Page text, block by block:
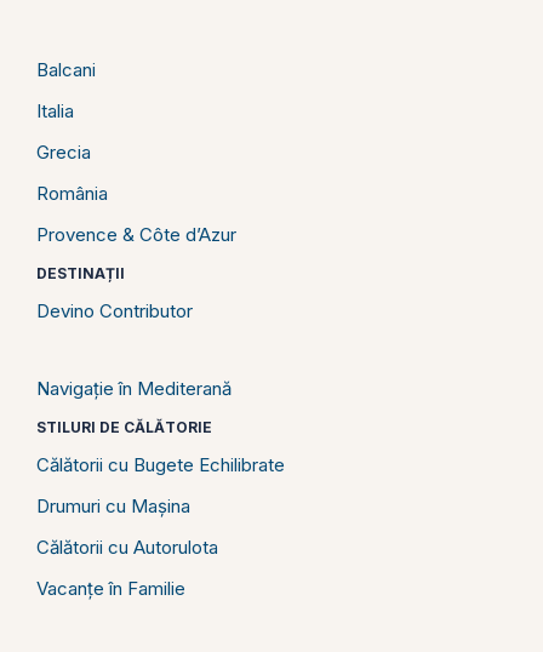
Balcani
Italia
Grecia
România
Provence & Côte d’Azur
DESTINAȚII
Devino Contributor
Navigație în Mediterană
STILURI DE CĂLĂTORIE
Călătorii cu Bugete Echilibrate
Drumuri cu Mașina
Călătorii cu Autorulota
Vacanțe în Familie